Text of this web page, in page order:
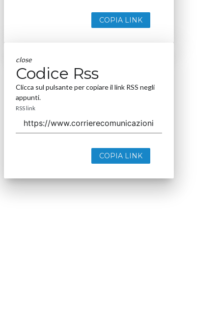
COPIA LINK
close
Codice Rss
Clicca sul pulsante per copiare il link RSS negli
appunti.
RSS link
COPIA LINK